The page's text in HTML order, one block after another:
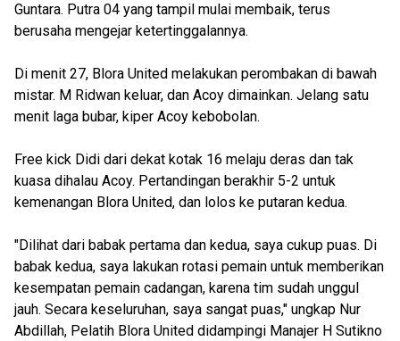
Guntara. Putra 04 yang tampil mulai membaik, terus
berusaha mengejar ketertinggalannya.
Di menit 27, Blora United melakukan perombakan di bawah
mistar. M Ridwan keluar, dan Acoy dimainkan. Jelang satu
menit laga bubar, kiper Acoy kebobolan.
Free kick Didi dari dekat kotak 16 melaju deras dan tak
kuasa dihalau Acoy. Pertandingan berakhir 5-2 untuk
kemenangan Blora United, dan lolos ke putaran kedua.
"Dilihat dari babak pertama dan kedua, saya cukup puas. Di
babak kedua, saya lakukan rotasi pemain untuk memberikan
kesempatan pemain cadangan, karena tim sudah unggul
jauh. Secara keseluruhan, saya sangat puas," ungkap Nur
Abdillah, Pelatih Blora United didampingi Manajer H Sutikno